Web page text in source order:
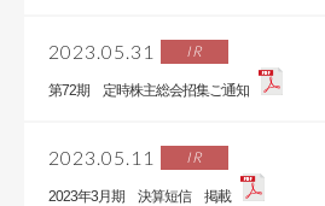
2023.05.31 IR
第72期 定時株主総会招集ご通知
2023.05.11 IR
2023年3月期 決算短信 掲載